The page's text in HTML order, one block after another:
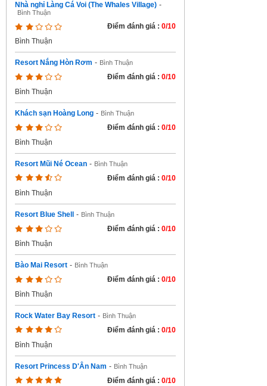
Nhà nghỉ Làng Cá Voi (The Whales Village) -
Bình Thuận
Điểm đánh giá : 0/10
Bình Thuận
Resort Nắng Hòn Rơm - Bình Thuận
Điểm đánh giá : 0/10
Bình Thuận
Khách sạn Hoàng Long - Bình Thuận
Điểm đánh giá : 0/10
Bình Thuận
Resort Mũi Né Ocean - Bình Thuận
Điểm đánh giá : 0/10
Bình Thuận
Resort Blue Shell - Bình Thuận
Điểm đánh giá : 0/10
Bình Thuận
Bào Mai Resort - Bình Thuận
Điểm đánh giá : 0/10
Bình Thuận
Rock Water Bay Resort - Bình Thuận
Điểm đánh giá : 0/10
Bình Thuận
Resort Princess D'Ân Nam - Bình Thuận
Điểm đánh giá : 0/10